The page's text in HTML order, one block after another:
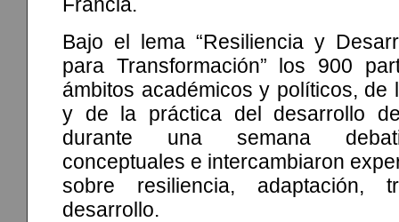
Bajo el lema “Resiliencia y
para Transformación” los 900
ámbitos académicos y políticos, de
y de la práctica del desarrollo
durante una semana
conceptuales e intercambiaron
sobre resiliencia, adaptación,
desarrollo.